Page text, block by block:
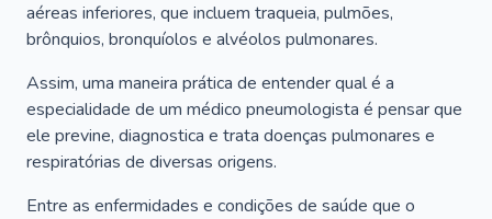
aéreas inferiores, que incluem traqueia, pulmões,
brônquios, bronquíolos e alvéolos pulmonares.
Assim, uma maneira prática de entender qual é a
especialidade de um médico pneumologista é pensar que
ele previne, diagnostica e trata doenças pulmonares e
respiratórias de diversas origens.
Entre as enfermidades e condições de saúde que o